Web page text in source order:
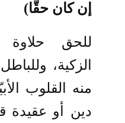
إن كان حقًّا)
للحق حلاوة
الزكية،
منه القلوب
دين أو عقيدة